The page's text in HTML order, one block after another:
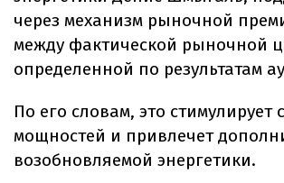
через механизм рыночной
между фактической рыночной
определенной по результатам
По его словам, это
мощностей и привлечет
возобновляемой энергетики.